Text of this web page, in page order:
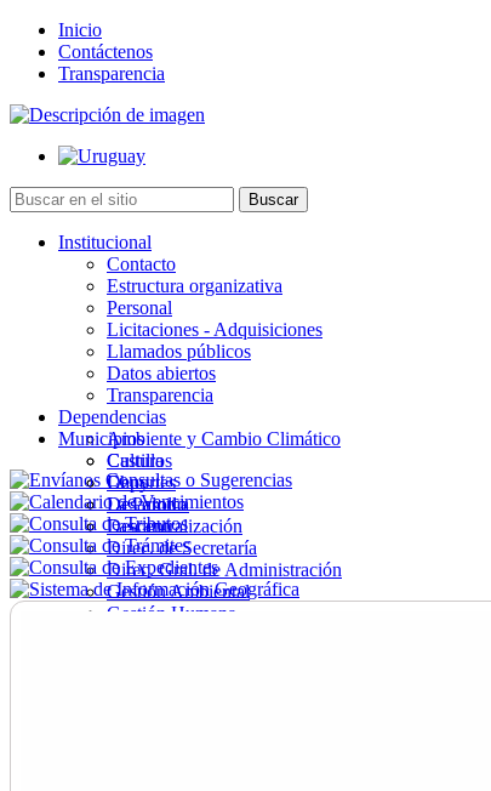
Inicio
Contáctenos
Transparencia
Institucional
Contacto
Estructura organizativa
Personal
Licitaciones - Adquisiciones
Llamados públicos
Datos abiertos
Transparencia
Dependencias
Ambiente y Cambio Climático
Cultura
Deportes
Desarrollo
Descentralización
Direc. de Secretaría
Direc. Gral. de Administración
Gestión Ambiental
Gestión Humana
Municipios
Castillos
Chuy
La Paloma
Lascano